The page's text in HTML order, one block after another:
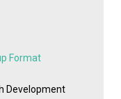
Format
Development